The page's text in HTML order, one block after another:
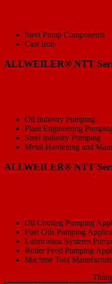
Steel Pump Components
Cast Iron
ALLWEILER® NTT
Oil Industry Pumping
Plant Engineering
Steel Industry Pumping
Metal Hardening and
ALLWEILER® NTT
Oil Cooling Pumping
Fuel Oils Pumping
Lubrication Systems
Boiler Feed Pumping
Machine Tool